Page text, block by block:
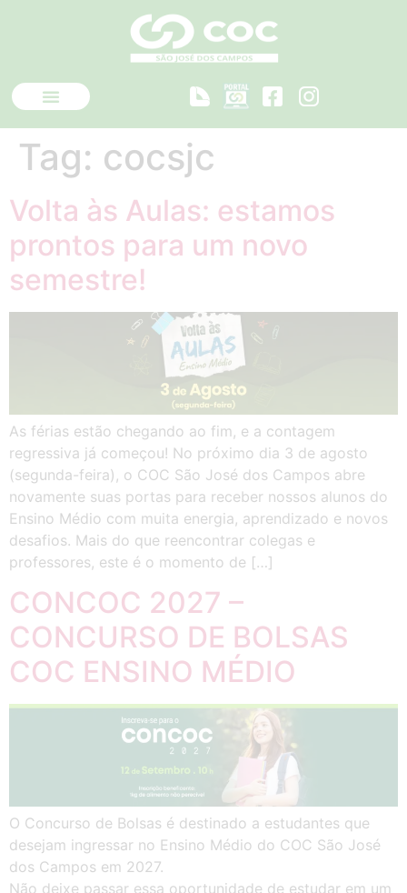
Tag: cocsjc
Volta às Aulas: estamos
prontos para um novo
semestre!
As férias estão chegando ao fim, e a contagem
regressiva já começou! No próximo dia 3 de agosto
(segunda-feira), o COC São José dos Campos abre
novamente suas portas para receber nossos alunos do
Ensino Médio com muita energia, aprendizado e novos
desafios. Mais do que reencontrar colegas e
professores, este é o momento de […]
CONCOC 2027 –
CONCURSO DE BOLSAS
COC ENSINO MÉDIO
O Concurso de Bolsas é destinado a estudantes que
desejam ingressar no Ensino Médio do COC São José
dos Campos em 2027.
Não deixe passar essa oportunidade de estudar em um